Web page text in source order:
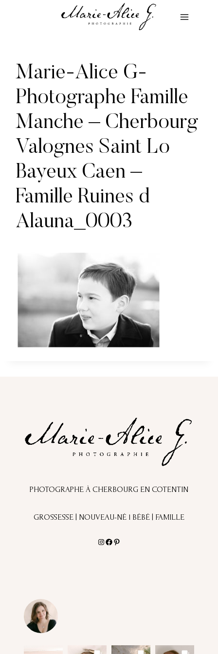
Marie-Alice G-
Photographe Famille
Manche – Cherbourg
Valognes Saint Lo
Bayeux Caen –
Famille Ruines d
Alauna_0003
PHOTOGRAPHE À CHERBOURG EN COTENTIN
GROSSESSE | NOUVEAU-NÉ l BÉBÉ | FAMILLE
Instagram
Facebook
Pinterest